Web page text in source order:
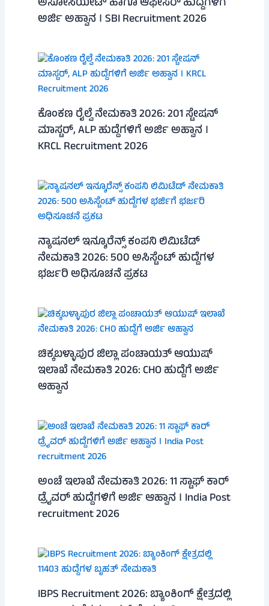
ಅರ್ಜಿ ಅಹ್ವಾನ । SBI Recruitment 2026
ಕೊಂಕಣ ರೈಲ್ವೆ ನೇಮಕಾತಿ 2026: 201 ಸ್ಟೇಷನ್
ಮಾಸ್ಟರ್, ALP ಹುದ್ದೆಗಳಿಗೆ ಅರ್ಜಿ ಅಹ್ವಾನ ।
KRCL Recruitment 2026
ನ್ಯಾಷನಲ್ ಇನ್ಶೂರೆನ್ಸ್ ಕಂಪನಿ ಲಿಮಿಟೆಡ್
ನೇಮಕಾತಿ 2026: 500 ಅಸಿಸ್ಟೆಂಟ್ ಹುದ್ದೆಗಳ
ಭರ್ಜರಿ ಅಧಿಸೂಚನೆ ಪ್ರಕಟ
ಚಿಕ್ಕಬಳ್ಳಾಪುರ ಜಿಲ್ಲಾ ಪಂಚಾಯತ್ ಆಯುಷ್
ಇಲಾಖೆ ನೇಮಕಾತಿ 2026: CHO ಹುದ್ದೆಗೆ ಅರ್ಜಿ
ಆಹ್ವಾನ
ಅಂಚೆ ಇಲಾಖೆ ನೇಮಕಾತಿ 2026: 11 ಸ್ಟಾಫ್ ಕಾರ್
ಡ್ರೈವರ್ ಹುದ್ದೆಗಳಿಗೆ ಅರ್ಜಿ ಆಹ್ವಾನ । India Post
recruitment 2026
IBPS Recruitment 2026: ಬ್ಯಾಂಕಿಂಗ್ ಕ್ಷೇತ್ರದಲ್ಲಿ